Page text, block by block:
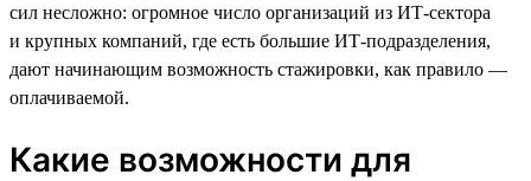
сил несложно: огромное число организаций из ИТ-сектора
и крупных компаний, где есть большие ИТ-подразделения,
дают начинающим возможность стажировки, как правило —
оплачиваемой.
Какие возможности для